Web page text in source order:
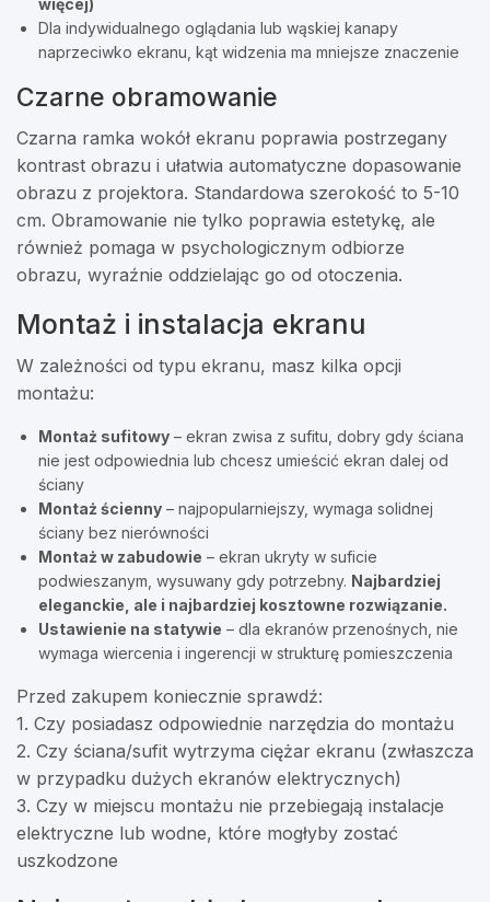
więcej)
Dla indywidualnego oglądania lub wąskiej kanapy
naprzeciwko ekranu, kąt widzenia ma mniejsze znaczenie
Czarne obramowanie
Czarna ramka wokół ekranu poprawia postrzegany
kontrast obrazu i ułatwia automatyczne dopasowanie
obrazu z projektora. Standardowa szerokość to 5-10
cm. Obramowanie nie tylko poprawia estetykę, ale
również pomaga w psychologicznym odbiorze
obrazu, wyraźnie oddzielając go od otoczenia.
Montaż i instalacja ekranu
W zależności od typu ekranu, masz kilka opcji
montażu:
Montaż sufitowy – ekran zwisa z sufitu, dobry gdy ściana
nie jest odpowiednia lub chcesz umieścić ekran dalej od
ściany
Montaż ścienny – najpopularniejszy, wymaga solidnej
ściany bez nierówności
Montaż w zabudowie – ekran ukryty w suficie
podwieszanym, wysuwany gdy potrzebny. Najbardziej
eleganckie, ale i najbardziej kosztowne rozwiązanie.
Ustawienie na statywie – dla ekranów przenośnych, nie
wymaga wiercenia i ingerencji w strukturę pomieszczenia
Przed zakupem koniecznie sprawdź:
1. Czy posiadasz odpowiednie narzędzia do montażu
2. Czy ściana/sufit wytrzyma ciężar ekranu (zwłaszcza
w przypadku dużych ekranów elektrycznych)
3. Czy w miejscu montażu nie przebiegają instalacje
elektryczne lub wodne, które mogłyby zostać
uszkodzone